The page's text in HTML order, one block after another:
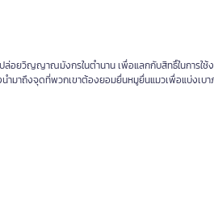
ล่อยวิญญาณมังกรในตำนาน เพื่อแลกกับสิทธิ์ในการใ
ำมาถึงจุดที่พวกเขาต้องยอมยื่นหมูยื่นแมวเพื่อแบ่งเบา